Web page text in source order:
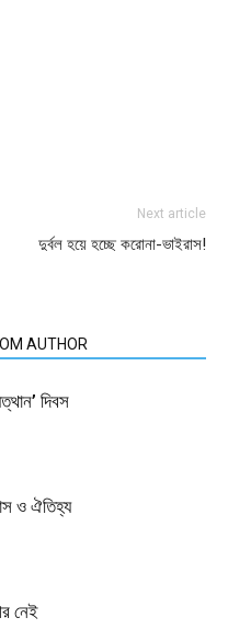
Next article
দুর্বল হয়ে হচ্ছে করোনা-ভাইরাস!
AUTHOR
দিবস
ও ঐতিহ্য
নেই